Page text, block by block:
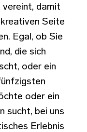
damit
Seite
Egal, ob Sie
die sich
oder ein
oder ein
sucht, bei uns
Erlebnis